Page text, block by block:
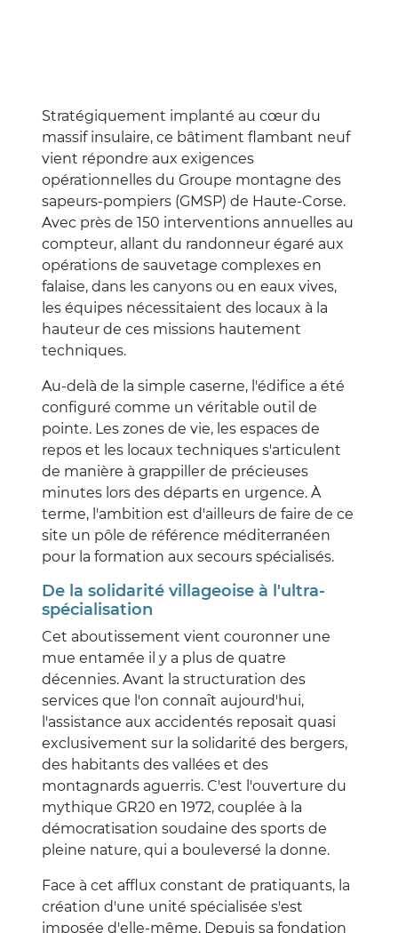
Stratégiquement implanté au cœur du
massif insulaire, ce bâtiment flambant neuf
vient répondre aux exigences
opérationnelles du Groupe montagne des
sapeurs-pompiers (GMSP) de Haute-Corse.
Avec près de 150 interventions annuelles au
compteur, allant du randonneur égaré aux
opérations de sauvetage complexes en
falaise, dans les canyons ou en eaux vives,
les équipes nécessitaient des locaux à la
hauteur de ces missions hautement
techniques.
Au-delà de la simple caserne, l'édifice a été
configuré comme un véritable outil de
pointe. Les zones de vie, les espaces de
repos et les locaux techniques s'articulent
de manière à grappiller de précieuses
minutes lors des départs en urgence. À
terme, l'ambition est d'ailleurs de faire de ce
site un pôle de référence méditerranéen
pour la formation aux secours spécialisés.
De la solidarité villageoise à l'ultra-
spécialisation
Cet aboutissement vient couronner une
mue entamée il y a plus de quatre
décennies. Avant la structuration des
services que l'on connaît aujourd'hui,
l'assistance aux accidentés reposait quasi
exclusivement sur la solidarité des bergers,
des habitants des vallées et des
montagnards aguerris. C'est l'ouverture du
mythique GR20 en 1972, couplée à la
démocratisation soudaine des sports de
pleine nature, qui a bouleversé la donne.
Face à cet afflux constant de pratiquants, la
création d'une unité spécialisée s'est
imposée d'elle-même. Depuis sa fondation